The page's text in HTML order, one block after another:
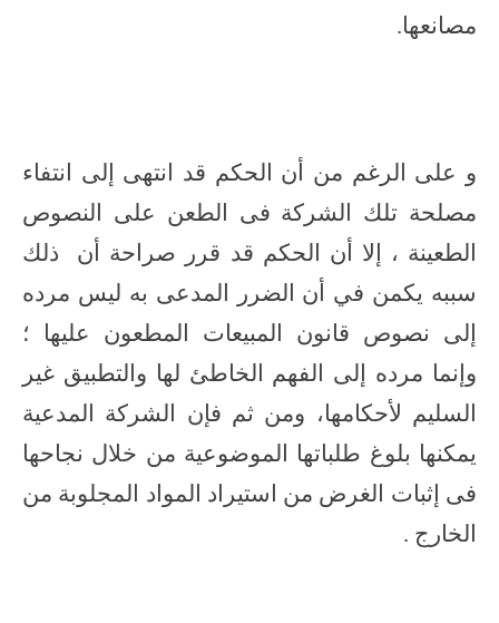
مصانعها.
و على الرغم من أن الحكم قد انتهى إلى انتفاء
مصلحة تلك الشركة فى الطعن على النصوص
الطعينة ، إلا أن الحكم قد قرر صراحة أن ذلك
سببه يكمن في أن الضرر المدعى به ليس مرده
إلى نصوص قانون المبيعات المطعون عليها ؛
وإنما مرده إلى الفهم الخاطئ لها والتطبيق غير
السليم لأحكامها، ومن ثم فإن الشركة المدعية
يمكنها بلوغ طلباتها الموضوعية من خلال نجاحها
فى إثبات الغرض من استيراد المواد المجلوبة من
الخارج .